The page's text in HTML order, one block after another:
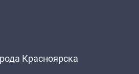
Красноярска